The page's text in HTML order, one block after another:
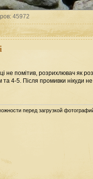
45972
не помітив, розрихлювач як
4-5. Після промивки нікуди
перед загрузкой